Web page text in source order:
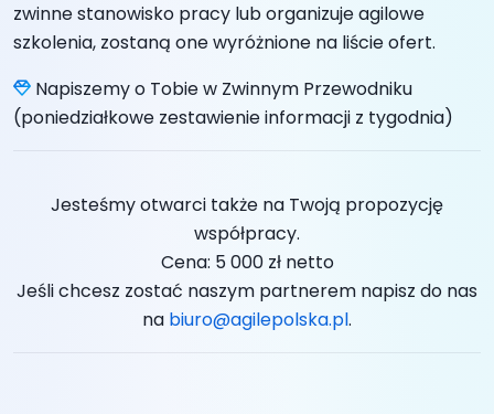
zwinne stanowisko pracy lub organizuje agilowe
szkolenia, zostaną one wyróżnione na liście ofert.
Napiszemy o Tobie w Zwinnym Przewodniku
(poniedziałkowe zestawienie informacji z tygodnia)
Jesteśmy otwarci także na Twoją propozycję
współpracy.
Cena: 5 000 zł netto
Jeśli chcesz zostać naszym partnerem napisz do nas
na biuro@agilepolska.pl.